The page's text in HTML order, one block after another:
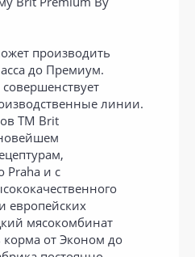
производить
до Премиум.
линии.
ТМ Brit
Praha и с
европейских
мясокомбинат
от Эконом до